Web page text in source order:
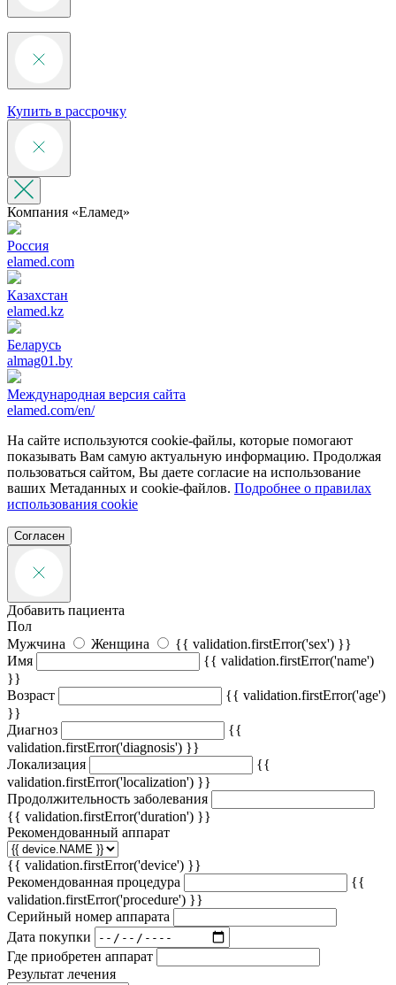
Купить в рассрочку
Компания «‎Еламед»
Россия
elamed.com
Казахстан
elamed.kz
Беларусь
almag01.by
Международная версия сайта
elamed.com/en/
На сайте используются cookie-файлы, которые помогают
показывать Вам самую актуальную информацию. Продолжая
пользоваться сайтом, Вы даете согласие на использование
ваших Метаданных и cookie-файлов. Подробнее о правилах
использования cookie
Согласен
Добавить пациента
Пол
Мужчина
Женщина
{{ validation.firstError('sex') }}
Имя
{{ validation.firstError('name')
}}
Возраст
{{ validation.firstError('age')
}}
Диагноз
{{
validation.firstError('diagnosis') }}
Локализация
{{
validation.firstError('localization') }}
Продолжительность заболевания
{{ validation.firstError('duration') }}
Рекомендованный аппарат
{{ validation.firstError('device') }}
Рекомендованная процедура
{{
validation.firstError('procedure') }}
Серийный номер аппарата
Дата покупки
Где приобретен аппарат
Результат лечения